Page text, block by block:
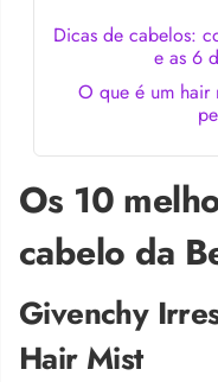
Dicas de cabelos:
e as 6
O que é um hair
Os 10
cabelo da
Givenchy
Hair Mist